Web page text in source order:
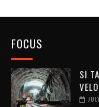
FOCUS
SI